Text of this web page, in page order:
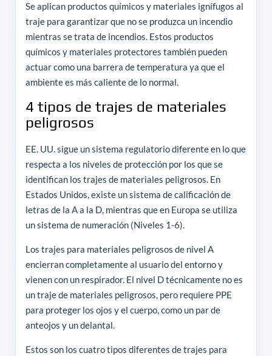
Se aplican productos químicos y materiales ignífugos al
traje para garantizar que no se produzca un incendio
mientras se trata de incendios. Estos productos
químicos y materiales protectores también pueden
actuar como una barrera de temperatura ya que el
ambiente es más caliente de lo normal.
4 tipos de trajes de materiales
peligrosos
EE. UU. sigue un sistema regulatorio diferente en lo que
respecta a los niveles de protección por los que se
identifican los trajes de materiales peligrosos. En
Estados Unidos, existe un sistema de calificación de
letras de la A a la D, mientras que en Europa se utiliza
un sistema de numeración (Niveles 1-6).
Los trajes para materiales peligrosos de nivel A
encierran completamente al usuario del entorno y
vienen con un respirador. El nivel D técnicamente no es
un traje de materiales peligrosos, pero requiere PPE
para proteger los ojos y el cuerpo, como un par de
anteojos y un delantal.
Estos son los cuatro tipos diferentes de trajes para